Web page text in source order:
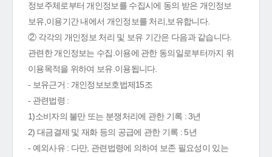
정보주체로부터 개인정보를 수집시에 동의 받은 개인정보
보유,이용기간 내에서 개인정보를 처리,보유합니다.
② 각각의 개인정보 처리 및 보유 기간은 다음과 같습니다.
관련한 개인정보는 수집.이용에 관한 동의일로부터까지 위
이용목적을 위하여 보유.이용됩니다.
- 보유근거 : 개인정보보호법제15조
- 관련법령 :
1)소비자의 불만 또는 분쟁처리에 관한 기록 : 3년
2) 대금결제 및 재화 등의 공급에 관한 기록 : 5년
- 예외사유 : 다만, 관련법령에 의하여 보존 필요성이 있는